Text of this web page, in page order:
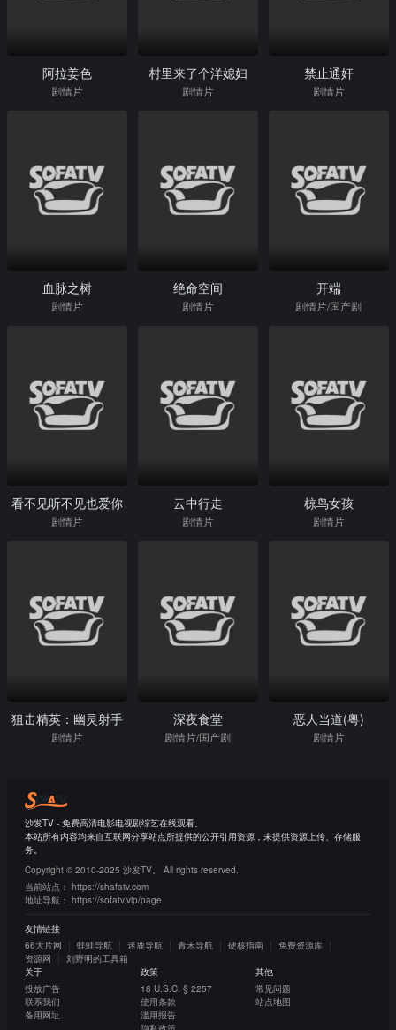
阿拉姜色
剧情片
村里来了个洋媳妇
剧情片
禁止通奸
剧情片
血脉之树
剧情片
绝命空间
剧情片
开端
剧情片/国产剧
看不见听不见也爱你
剧情片
云中行走
剧情片
椋鸟女孩
剧情片
狙击精英：幽灵射手
剧情片
深夜食堂
剧情片/国产剧
恶人当道(粤)
剧情片
沙发TV - 免费高清电影电视剧综艺在线观看。
本站所有内容均来自互联网分享站点所提供的公开引用资源，未提供资源上传、存储服
务。
Copyright © 2010-2025 沙发TV。 All rights reserved.
当前站点： https://shafatv.com
地址导航： https://sofatv.vip/page
友情链接
66大片网
蛙蛙导航 迷鹿导航 青禾导航 硬核指南
免费资源库
资源网
刘野明的工具箱
关于
投放广告
联系我们
备用网址
政策
18 U.S.C. § 2257
使用条款
滥用报告
其他
常见问题
站点地图